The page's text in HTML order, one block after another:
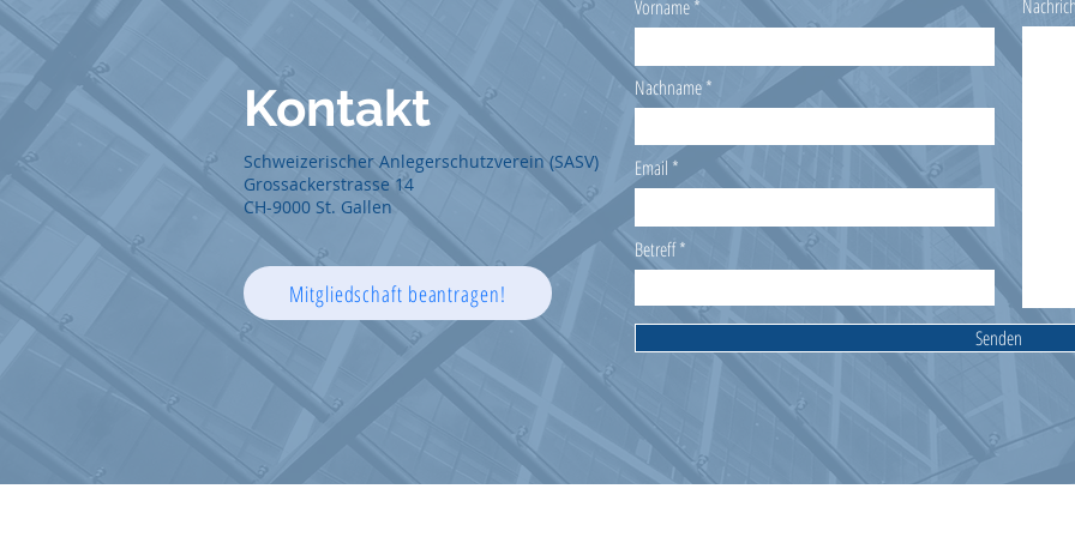
Kontakt
Schweizerischer Anlegerschutzverein (SASV)
Grossackerstrasse 14
CH-9000 St. Gallen
Mitgliedschaft beantragen!
Vorname
Nachname
Email
Betreff
Senden